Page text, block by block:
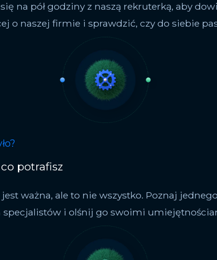
na pół godziny z naszą rekruterką, aby
o naszej firmie i sprawdzić, czy do siebie
potrafisz
ważna, ale to nie wszystko. Poznaj
specjalistów i olśnij go swoimi